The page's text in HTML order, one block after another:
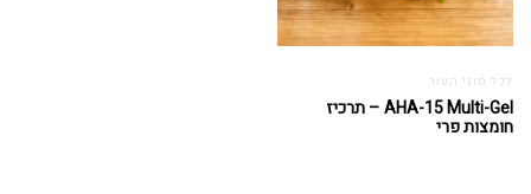
לכל סוגי העור
AHA-15 Multi-Gel – תרכיז
חומצות פרי